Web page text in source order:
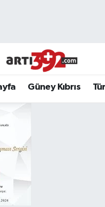
Güney Kıbrıs